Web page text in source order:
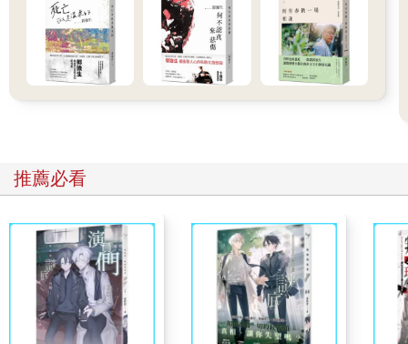
陌生得不像是在台灣的山裡。
空氣中，除了樹葉與青草香以外，還飄著一股若有似無的奇怪焦
味，像是一直就瀰漫在鼻子旁，但仔細嗅了嗅，卻找不到源頭。
小美側耳聽了一陣：「對欸，真的連一聲鳥叫都沒有。」
陳子謙的心跳突然加速，張志傑剛剛喊出小美本名時，他好像聽
到了一聲隱約的笑聲，因為四周實在太安靜了，顯得那笑聲在一
瞬間特別突兀。
可這裡除了他們三人以外就沒任何人了，別說人，連小動物也沒
看到一隻。
推薦必看